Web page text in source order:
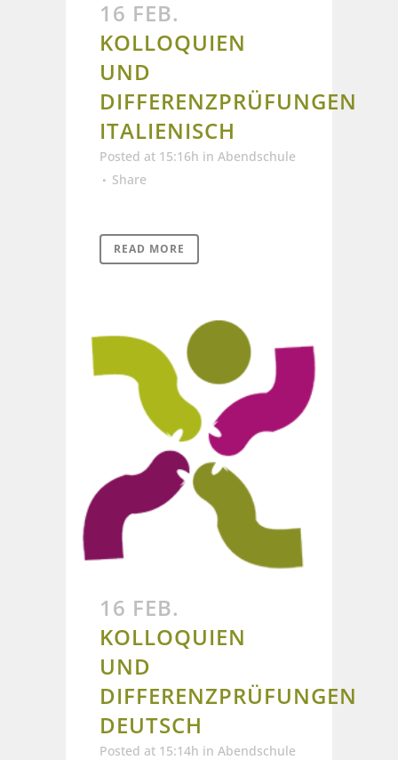
16 FEB.
KOLLOQUIEN
UND
DIFFERENZPRÜFUNGEN
ITALIENISCH
Posted at 15:16h in Abendschule
Share
READ MORE
16 FEB.
KOLLOQUIEN
UND
DIFFERENZPRÜFUNGEN
DEUTSCH
Posted at 15:14h in Abendschule